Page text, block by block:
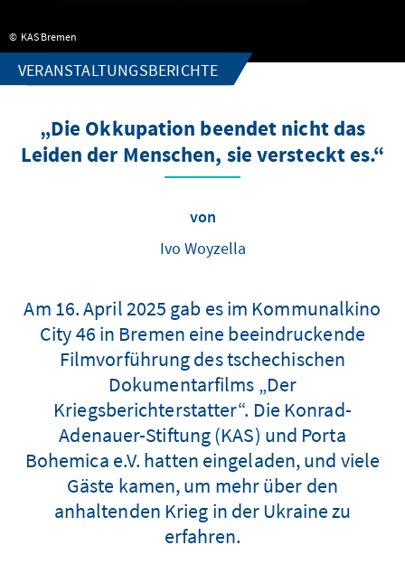
KAS Bremen
VERANSTALTUNGSBERICHTE
„Die Okkupation beendet nicht das
Leiden der Menschen, sie versteckt es.“
von
Ivo Woyzella
Am 16. April 2025 gab es im Kommunalkino
City 46 in Bremen eine beeindruckende
Filmvorführung des tschechischen
Dokumentarfilms „Der
Kriegsberichterstatter“. Die Konrad-
Adenauer-Stiftung (KAS) und Porta
Bohemica e.V. hatten eingeladen, und viele
Gäste kamen, um mehr über den
anhaltenden Krieg in der Ukraine zu
erfahren.